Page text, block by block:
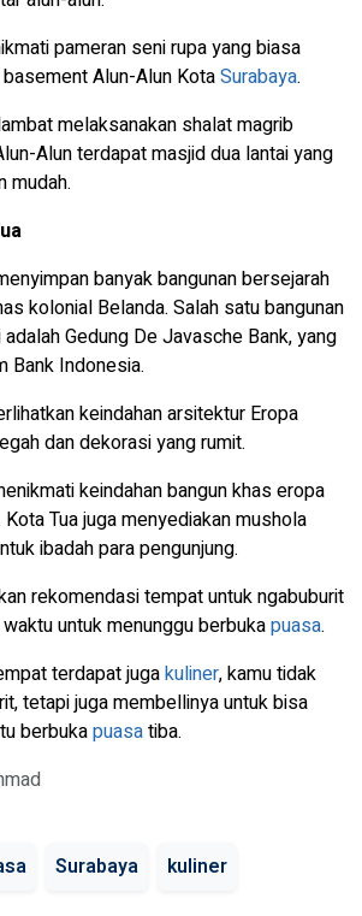
pameran seni rupa yang biasa
Alun-Alun KotaSurabaya.
melaksanakan shalat magrib
Alun terdapat masjid dua lantai yang
mudah.
banyak bangunan bersejarah
kolonial Belanda. Salah satu bangunan
Gedung De Javasche Bank, yang
Bank Indonesia.
keindahan arsitektur Eropa
dan dekorasi yang rumit.
keindahan bangun khas eropa
Tua juga menyediakan mushola
ibadah para pengunjung.
rekomendasi tempat untuk ngabuburit
untuk menunggu berbukapuasa.
terdapat jugakuliner, kamu tidak
tetapi juga membellinya untuk bisa
berbukapuasatiba.
Surabaya kuliner